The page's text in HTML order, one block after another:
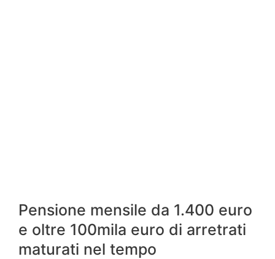
Pensione mensile da 1.400 euro
e oltre 100mila euro di arretrati
maturati nel tempo